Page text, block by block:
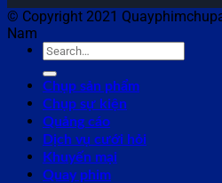
© Copyright 2021
Nam
Chụp sản phẩm
Chụp sự kiện
Quảng cáo
Dịch vụ cưới hỏi
Khuyến mại
Quay phim